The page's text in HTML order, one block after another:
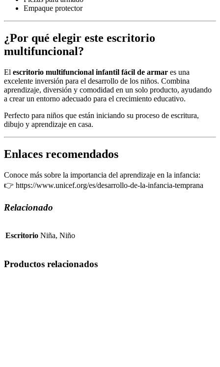
Empaque protector
¿Por qué elegir este escritorio
multifuncional?
El escritorio multifuncional infantil fácil de armar es una
excelente inversión para el desarrollo de los niños. Combina
aprendizaje, diversión y comodidad en un solo producto, ayudando
a crear un entorno adecuado para el crecimiento educativo.
Perfecto para niños que están iniciando su proceso de escritura,
dibujo y aprendizaje en casa.
Enlaces recomendados
Conoce más sobre la importancia del aprendizaje en la infancia:
👉 https://www.unicef.org/es/desarrollo-de-la-infancia-temprana
Relacionado
Escritorio Niña, Niño
Productos relacionados